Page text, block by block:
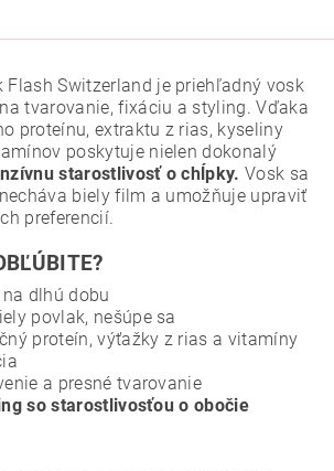
Flash Switzerland je priehľadný vosk
tvarovanie, fixáciu a styling. Vďaka
proteínu, extraktu z rias, kyseliny
poskytuje nielen dokonalý
starostlivosť o chĺpky. Vosk sa
biely film a umožňuje upraviť
preferencií.
dlhú dobu
povlak, nešúpe sa
proteín, výťažky z rias a vitamíny
a presné tvarovanie
so starostlivosťou o obočie